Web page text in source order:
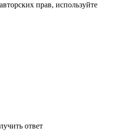
прав, используйте
ответ